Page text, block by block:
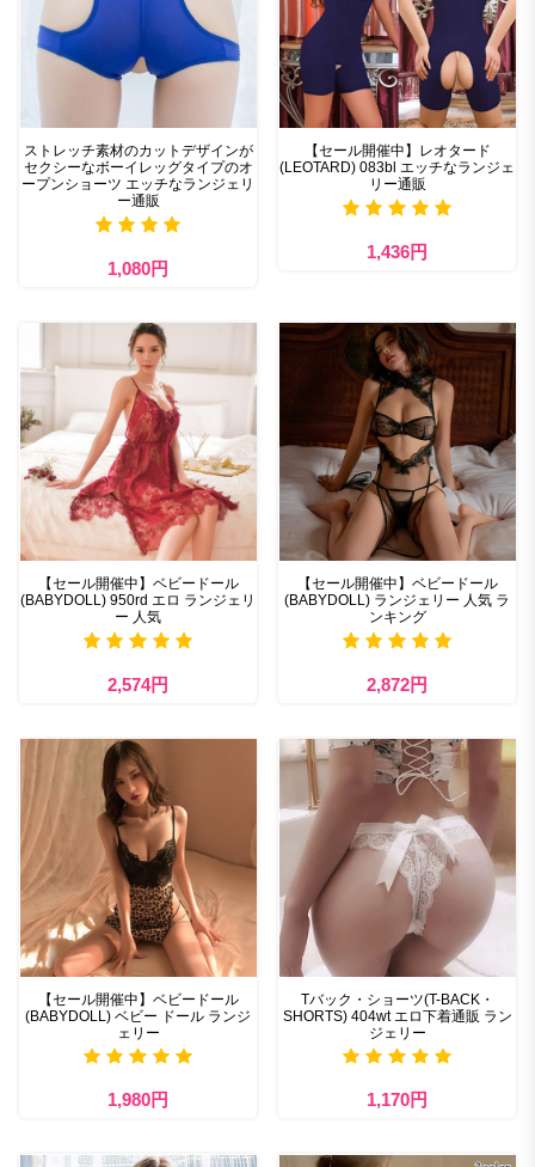
ストレッチ素材のカットデザインが
セクシーなボーイレッグタイプのオ
ープンショーツ エッチなランジェリ
ー通販
1,080円
【セール開催中】レオタード
(LEOTARD) 083bl エッチなランジェ
リー通販
1,436円
【セール開催中】ベビードール
(BABYDOLL) 950rd エロ ランジェリ
ー 人気
2,574円
【セール開催中】ベビードール
(BABYDOLL) ランジェリー 人気 ラ
ンキング
2,872円
【セール開催中】ベビードール
(BABYDOLL) ベビー ドール ランジ
ェリー
1,980円
Tバック・ショーツ(T-BACK・
SHORTS) 404wt エロ下着通販 ラン
ジェリー
1,170円